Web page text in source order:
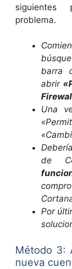
siguientes
problema.
barra
abrir
Una
de
Por
Método 3:
nueva